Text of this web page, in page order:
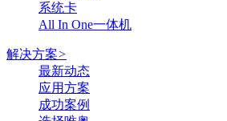
系统卡
All In One一体机
解决方案>
最新动态
应用方案
成功案例